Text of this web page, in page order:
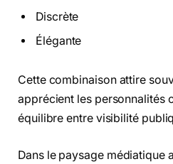
Discrète
Élégante
Cette combinaison attire
apprécient les personnalités
équilibre entre visibilité
Dans le paysage médiatique